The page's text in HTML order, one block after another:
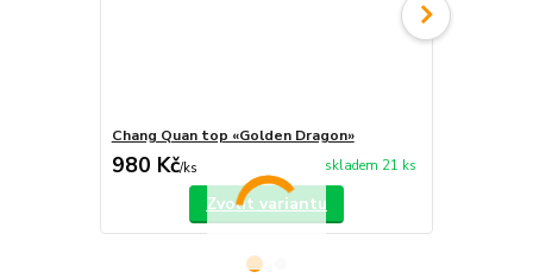
Chang Quan top «Golden Dragon»
980 Kč/ks skladem 21 ks
Zvolit variantu